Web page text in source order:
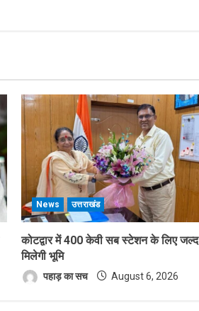
News उत्तराखंड
कोटद्वार में 400 केवी सब स्टेशन के लिए जल्द
मिलेगी भूमि
पहाड़ का सच August 6, 2026